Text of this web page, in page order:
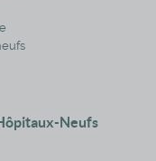
Neufs